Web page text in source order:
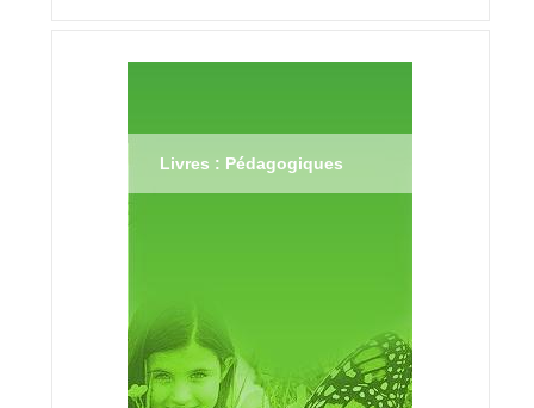
Livres : Pédagogiques